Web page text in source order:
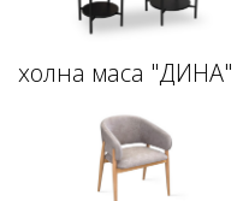
холна маса "ДИНА"